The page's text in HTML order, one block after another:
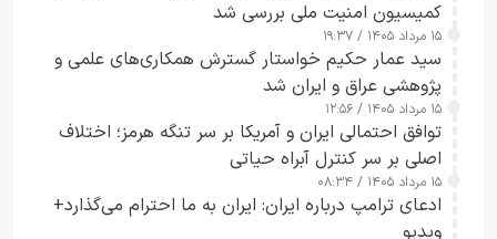
کمیسیون امنیت ملی بررسی شد
۱۵ مرداد ۱۴۰۵ / ۱۹:۳۷
سید عمار حکیم خواستار گسترش همکاری‌های علمی و
پژوهشی عراق و ایران شد
۱۵ مرداد ۱۴۰۵ / ۱۲:۵۶
توافق احتمالی ایران و آمریکا بر سر تنگه هرمز؛ اختلاف
اصلی بر سر کنترل آبراه حیاتی
۱۵ مرداد ۱۴۰۵ / ۰۸:۳۴
ادعای ترامپ درباره ایران: ایران به ما احترام می‌گذارد+
ویدیو